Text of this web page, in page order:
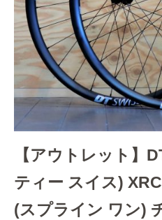
【アウトレット】
ティー スイス)
(スプライン ワン)